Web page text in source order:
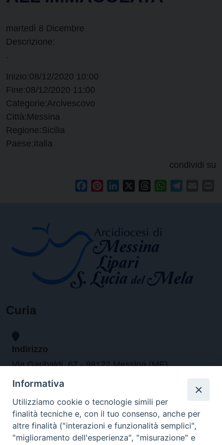
martedì 8 Dicembre
Descrizione:
.
Inizio:08/12/2020 10:00
Fine:08/12/2020 11:00
Categorie:Arcivescovo
Città: Messina
Regione:Sicilia
Paese: Italia
condividi su
FacebookPinterestLinkedIn ThreadsWhatsApp
Curia
Indirizzo
Via Garibaldi, 67 - 98122 Messina (ME)
Orari
da lunedi al venerdi dalle ore 9.30 alle 12.30
Informativa
Utilizziamo cookie o tecnologie simili per
finalità tecniche e, con il tuo consenso, anche per
altre finalità ("interazioni e funzionalità semplici",
"miglioramento dell'esperienza", "misurazione" e